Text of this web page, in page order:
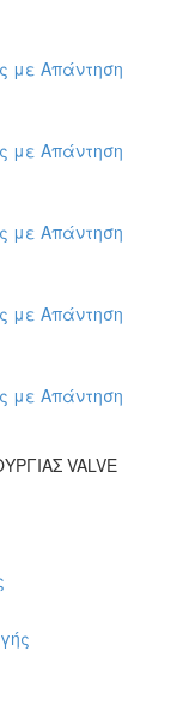
με Απάντηση
με Απάντηση
με Απάντηση
με Απάντηση
με Απάντηση
VALVE